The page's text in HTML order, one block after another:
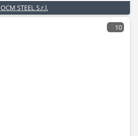
OCM STEEL S.r.l.
10